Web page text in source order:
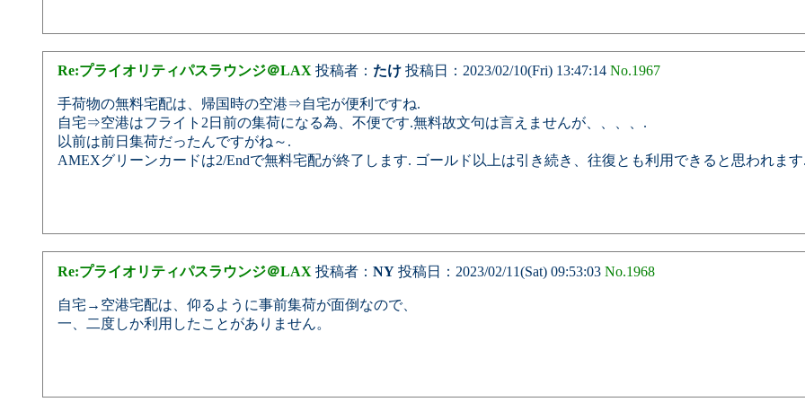
Re:プライオリティパスラウンジ＠LAX 投稿者： たけ投稿日：2023/02/10(Fri) 13:47:14 No.1967
手荷物の無料宅配は、帰国時の空港⇒自宅が便利ですね.
自宅⇒空港はフライト2日前の集荷になる為、不便です.無料故文句は言えませんが、、、、.
以前は前日集荷だったんですがね～.
AMEXグリーンカードは2/Endで無料宅配が終了します. ゴールド以上は引き続き、往復とも利用できると思われます
Re:プライオリティパスラウンジ＠LAX 投稿者： NY投稿日：2023/02/11(Sat) 09:53:03 No.1968
自宅→空港宅配は、仰るように事前集荷が面倒なので、
一、二度しか利用したことがありません。